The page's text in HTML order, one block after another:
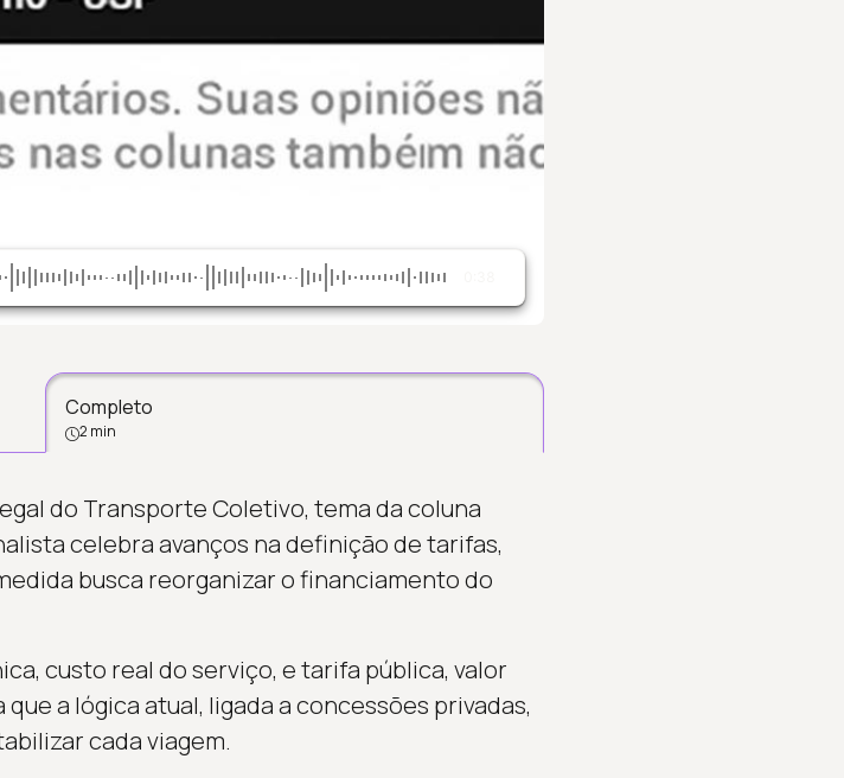
Completo
2 min
do Transporte Coletivo, tema da coluna
celebra avanços na definição de tarifas,
busca reorganizar o financiamento do
custo real do serviço, e tarifa pública, valor
a lógica atual, ligada a concessões privadas,
cada viagem.